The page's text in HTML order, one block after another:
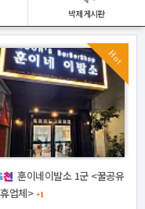
박제게시판
Hot
훈이네이발소 1군 <꿀공유
업체> +1